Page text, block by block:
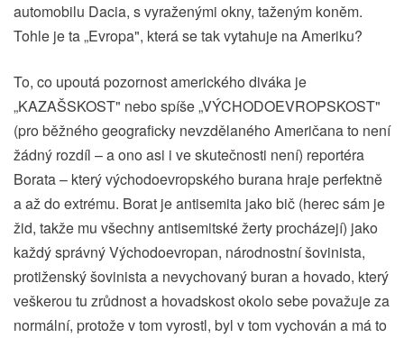
automobilu Dacia, s vyraženými okny, taženým koněm.
Tohle je ta „Evropa", která se tak vytahuje na Ameriku?
To, co upoutá pozornost amerického diváka je
„KAZAŠSKOST" nebo spíše „VÝCHODOEVROPSKOST"
(pro běžného geograficky nevzdělaného Američana to není
žádný rozdíl – a ono asi i ve skutečnosti není) reportéra
Borata – který východoevropského burana hraje perfektně
a až do extrému. Borat je antisemita jako bič (herec sám je
žid, takže mu všechny antisemitské žerty procházejí) jako
každý správný Východoevropan, národnostní šovinista,
protiženský šovinista a nevychovaný buran a hovado, který
veškerou tu zrůdnost a hovadskost okolo sebe považuje za
normální, protože v tom vyrostl, byl v tom vychován a má to